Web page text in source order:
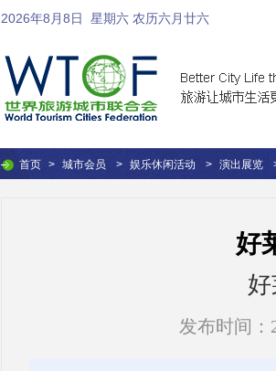
2026年8月8日 星期六 农历六月廿六
首页 > 城市会员 > 娱乐休闲活动 > 演出展览
好
发布时间：